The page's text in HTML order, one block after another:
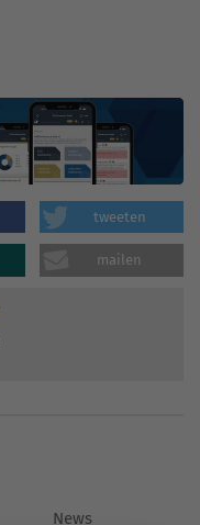
tweeten
mailen
News